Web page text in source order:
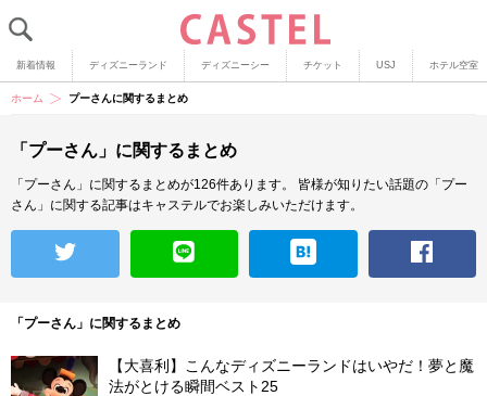
新着情報 ディズニーランド ディズニーシー チケット USJ ホテル空室
ホーム プーさんに関するまとめ
「プーさん」に関するまとめ
「プーさん」に関するまとめが126件あります。
皆様が知りたい話題の「プー
さん」に関する記事はキャステルでお楽しみいただけます。
「プーさん」に関するまとめ
【大喜利】こんなディズニーランドはいやだ！夢と魔
法がとける瞬間ベスト25